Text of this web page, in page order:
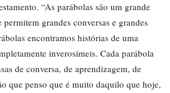
“As parábolas são um grande
grandes conversas e grandes
encontramos histórias de uma
inverosímeis. Cada parábola
de conversa, de aprendizagem, de
que penso que é muito daquilo que hoje,